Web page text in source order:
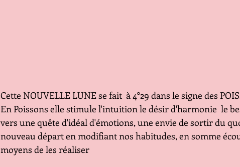
Cette NOUVELLE LUNE se fait  à 4°29 dans le signe des
En Poissons elle stimule l'intuition le désir d'harmonie  le
vers une quête d'idéal d'émotions, une envie de sortir du
nouveau départ en modifiant nos habitudes, en somme
moyens de les réaliser